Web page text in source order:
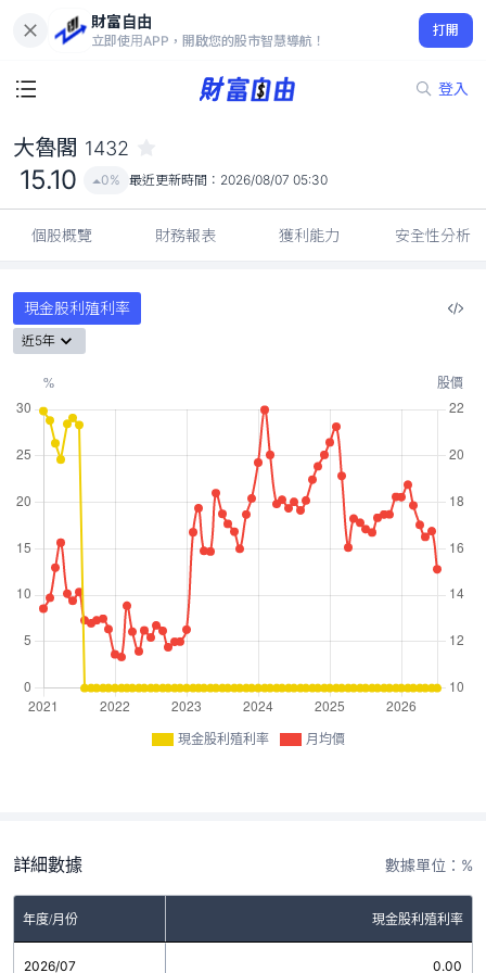
財富自由
立即使用APP，開啟您的股市智慧導航！
打開
登入
15.10
0%
大魯閣 1432
15.10 0% 最近更新時間： 2026/08/07 05:30
個股概覽 財務報表 獲利能力 安全性分析
現金股利殖利率
近5年
現金股利殖利率 月均價
詳細數據 數據單位：%
年度/月份 現金股利殖利率
2026/07 0.00